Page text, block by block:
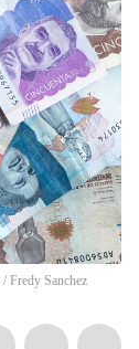
/ Fredy Sanchez